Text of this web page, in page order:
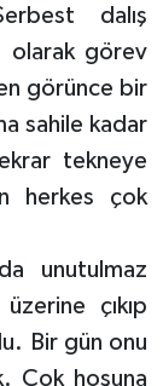
dalış
olarak görev
görünce bir
sahile kadar
tekneye
herkes çok
unutulmaz
çıkıp
Bir gün onu
Çok hoşuna